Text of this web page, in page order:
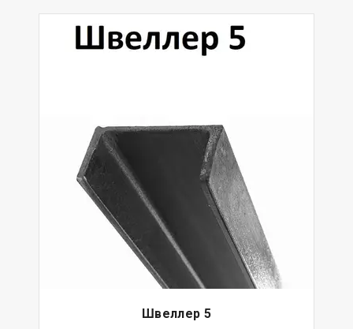
Швеллер 5